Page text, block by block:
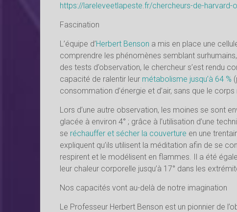
https://lareleveetlapeste.fr/chercheurs-de-
Fascination
L’équipe d’Herbert Benson a mis en place une
comprendre les phénomènes semblant
des tests d’observation, le chercheur s’est rendu
capacité de ralentir leur métabolisme jusqu’à 64 %
consommation d’énergie et d’air, sans que le corps
Lors d’une autre observation, les moines se sont
glacée à environ 4° ; grâce à l’utilisation d’une
se réchauffer et sécher la couverture en une
expliquent qu’ils utilisent la méditation afin de se
respirent et le modélisent en flammes. Il a été
leur chaleur corporelle jusqu’à 17° dans les
Nos capacités vont au-delà de notre imagination
Le Professeur Herbert Benson est un pionnier de